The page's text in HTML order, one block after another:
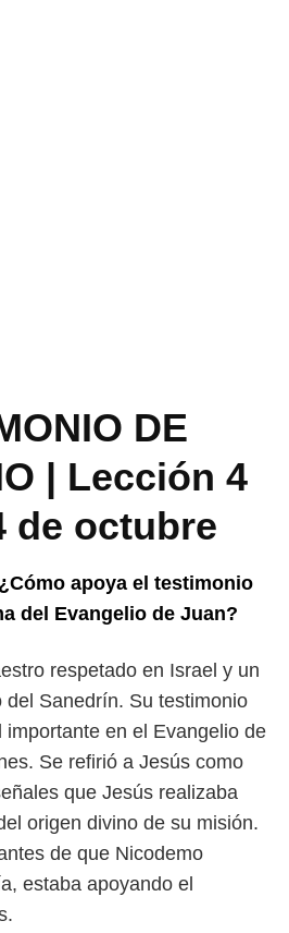
DE
| Lección 4
de octubre
apoya el testimonio
del Evangelio de Juan?
respetado en Israel y un
del Sanedrín. Su testimonio
en el Evangelio de
Se refirió a Jesús como
que Jesús realizaba
origen divino de su misión.
de que Nicodemo
estaba apoyando el